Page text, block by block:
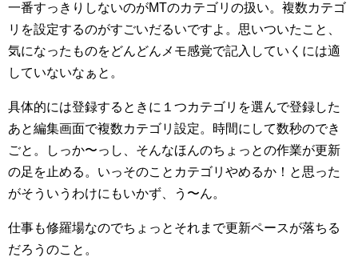
一番すっきりしないのがMTのカテゴリの扱い。複数カテゴ
リを設定するのがすごいだるいですよ。思いついたこと、
気になったものをどんどんメモ感覚で記入していくには適
していないなぁと。
具体的には登録するときに１つカテゴリを選んで登録した
あと編集画面で複数カテゴリ設定。時間にして数秒のでき
ごと。しっか〜っし、そんなほんのちょっとの作業が更新
の足を止める。いっそのことカテゴリやめるか！と思った
がそういうわけにもいかず、う〜ん。
仕事も修羅場なのでちょっとそれまで更新ペースが落ちる
だろうのこと。